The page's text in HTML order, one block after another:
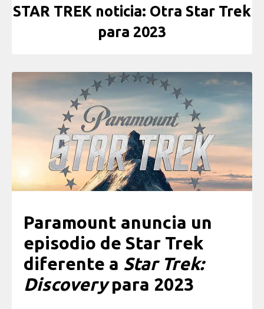
STAR TREK noticia: Otra Star Trek
para 2023
Paramount anuncia un
episodio de Star Trek
diferente a Star Trek:
Discoverypara 2023